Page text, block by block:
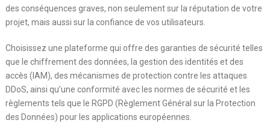
des conséquences graves, non seulement sur la réputation de votre
projet, mais aussi sur la confiance de vos utilisateurs.
Choisissez une plateforme qui offre des garanties de sécurité telles
que le chiffrement des données, la gestion des identités et des
accès (IAM), des mécanismes de protection contre les attaques
DDoS, ainsi qu’une conformité avec les normes de sécurité et les
règlements tels que le RGPD (Règlement Général sur la Protection
des Données) pour les applications européennes.